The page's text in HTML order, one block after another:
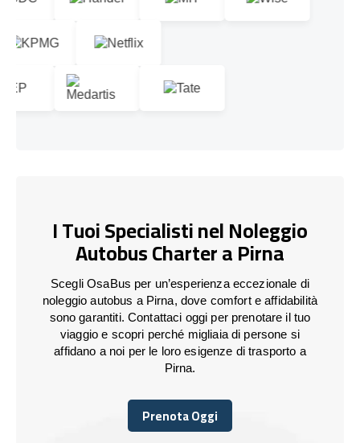
I Tuoi Specialisti nel Noleggio
Autobus Charter a Pirna
Scegli OsaBus per un’esperienza eccezionale di
noleggio autobus a Pirna, dove comfort e affidabilità
sono garantiti. Contattaci oggi per prenotare il tuo
viaggio e scopri perché migliaia di persone si
affidano a noi per le loro esigenze di trasporto a
Pirna.
Prenota Oggi
Prenota Oggi